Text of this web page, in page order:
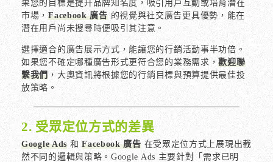
果您的目標是提升品牌知名度，吸引用戶互動或培育潛在
市場，Facebook 廣告的視覺與社交廣告更具優勢，能在
潛在用戶尚未搜尋時便吸引其注意。
選擇適合的廣告展示方式，能讓您的行銷活動事半功倍。
如果您不確定哪種廣告形式更符合您的業務需求，歡迎聯
繫我們 ，大奧資訊將根據您的行銷目標與預算提供最佳投
放策略。
2. 受眾定位方式的差異
Google Ads 和Facebook 廣告在受眾定位方式上展現出截
然不同的邏輯與策略。Google Ads 主要針對「需求已明